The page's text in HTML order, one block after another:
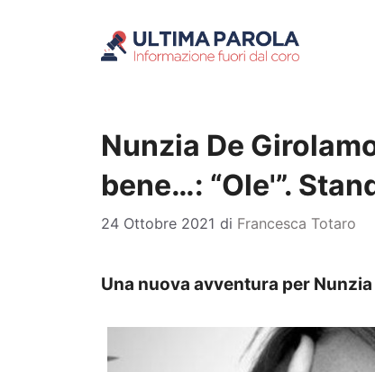
Nunzia De
bene…: “Ole'”.
24 Ottobre 2021 di Francesca Totaro
Una nuova avventura per